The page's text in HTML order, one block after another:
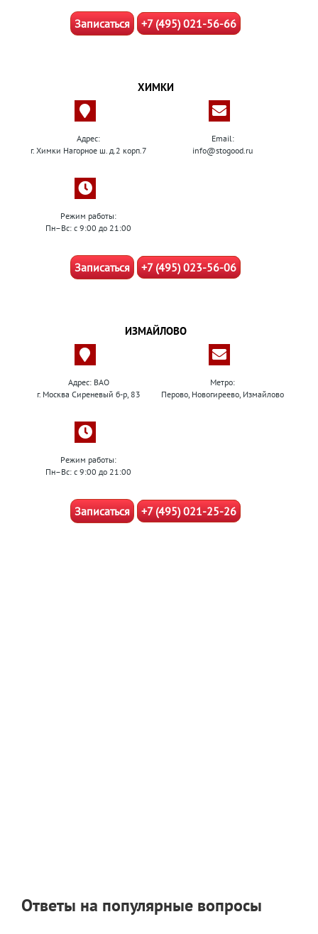
Записаться +7 (495) 021-56-66
ХИМКИ
Адрес:
г. Химки Нагорное ш. д.2 корп.7
Email:
info@stogood.ru
Режим работы:
Пн–Вс: с 9:00 до 21:00
Записаться +7 (495) 023-56-06
ИЗМАЙЛОВО
Адрес: ВАО
г. Москва Сиреневый б-р, 83
Метро:
Перово, Новогиреево, Измайлово
Режим работы:
Пн–Вс: с 9:00 до 21:00
Записаться +7 (495) 021-25-26
Ответы на популярные вопросы